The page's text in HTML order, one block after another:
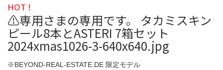
HOT !
⚠️専用さまの専用です。 タカミスキン
ピール8本とASTERI 7箱セット
2024xmas1026-3-640x640.jpg
※BEYOND-REAL-ESTATE.DE 限定モデル